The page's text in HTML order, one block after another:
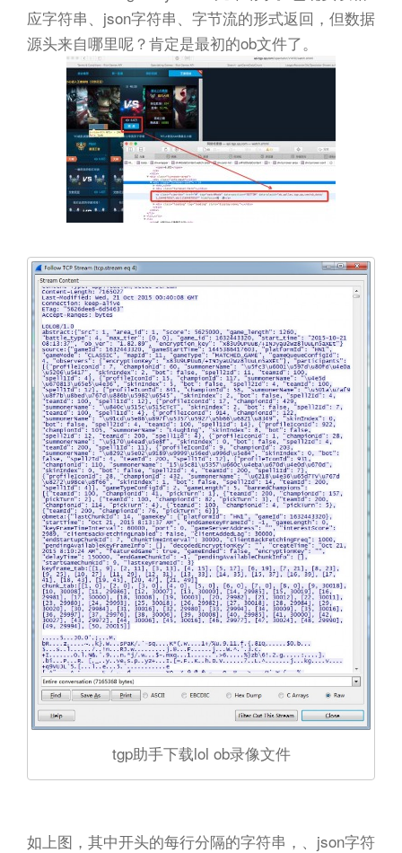
应字符串、json字符串、字节流的形式返回，但数据
源头来自哪里呢？肯定是最初的ob文件了。
tgp助手下载lol ob录像文件
如上图，其中开头的每行分隔的字符串，、json字符